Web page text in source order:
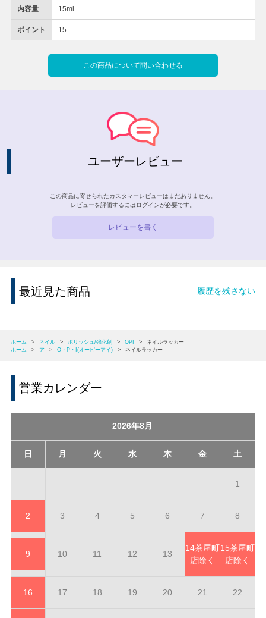
内容量 15ml
ポイント 15
この商品について問い合わせる
ユーザーレビュー
この商品に寄せられたカスタマーレビューはまだありません。
レビューを評価するには ログインが必要です。
レビューを書く
最近見た商品 履歴を残さない
ホーム > ネイル > ポリッシュ/強化剤 > OPI >
ネイルラッカー
ホーム
> ア > O・P・I(オーピーアイ) > ネイルラッカー
営業カレンダー
2026年8月
日 月 火 水 木 金 土
1
2 3 4 5 6 7 8
9 10 11 12 13
14茶屋町
店除く
15茶屋町
店除く
16 17 18 19 20 21 22